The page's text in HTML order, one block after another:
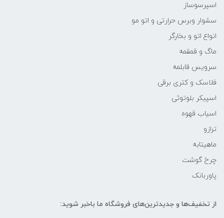
اسپرسوساز
سشوار وبرس حرارتی و اتو مو
انواع اتو و بخارگر
ماگ و قمقمه
سرویس قابلمه
فلاسک و کتری برقی
اسپیکر بلوتوثی
اسیاب قهوه
ترازو
ماهیتابه
چرخ گوشت
پاوربانک
از تخفیف‌ها و جدیدترین‌های فروشگاه ما باخبر شوید: